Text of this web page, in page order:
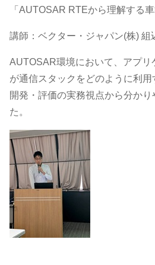
「AUTOSAR RTEから理解する車
講師：ベクター・ジャパン(株) 組
AUTOSAR環境において、アプリ
が通信スタックをどのように利
開発・評価の実務視点から分か
た。